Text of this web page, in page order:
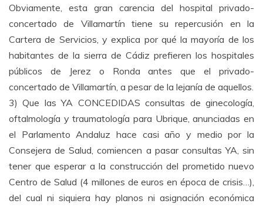
Obviamente, esta gran carencia del hospital privado-
concertado de Villamartín tiene su repercusión en la
Cartera de Servicios, y explica por qué la mayoría de los
habitantes de la sierra de Cádiz prefieren los hospitales
públicos de Jerez o Ronda antes que el privado-
concertado de Villamartín, a pesar de la lejanía de aquellos.
3) Que las YA CONCEDIDAS consultas de ginecología,
oftalmología y traumatología para Ubrique, anunciadas en
el Parlamento Andaluz hace casi año y medio por la
Consejera de Salud, comiencen a pasar consultas YA, sin
tener que esperar a la construcción del prometido nuevo
Centro de Salud (4 millones de euros en época de crisis…),
del cual ni siquiera hay planos ni asignación económica